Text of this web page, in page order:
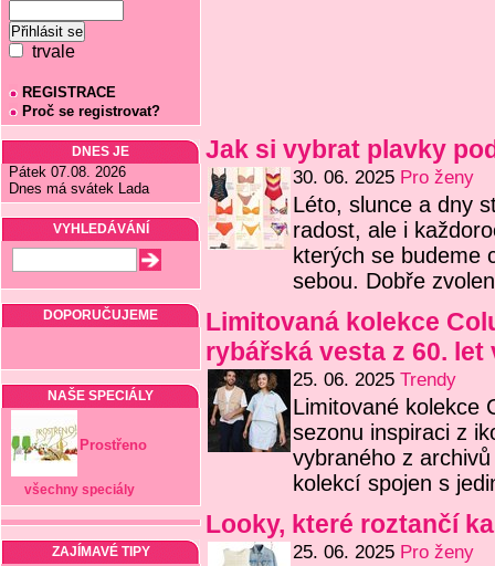
trvale
REGISTRACE
Proč se registrovat?
DNES JE
Pátek 07.08. 2026
Dnes má svátek Lada
VYHLEDÁVÁNÍ
DOPORUČUJEME
NAŠE SPECIÁLY
Prostřeno
všechny speciály
ZAJÍMAVÉ TIPY
Jak si vybrat plavky
30. 06. 2025 Pro ženy
Léto, slunce a dny
radost, ale i
kterých se budeme
sebou. Dobře
Limitovaná kolekce
rybářská vesta z 60. let
25. 06. 2025 Trendy
Limitované kolekce
sezonu inspiraci z
vybraného z
kolekcí spojen s
Looky, které roztančí
25. 06. 2025 Pro ženy